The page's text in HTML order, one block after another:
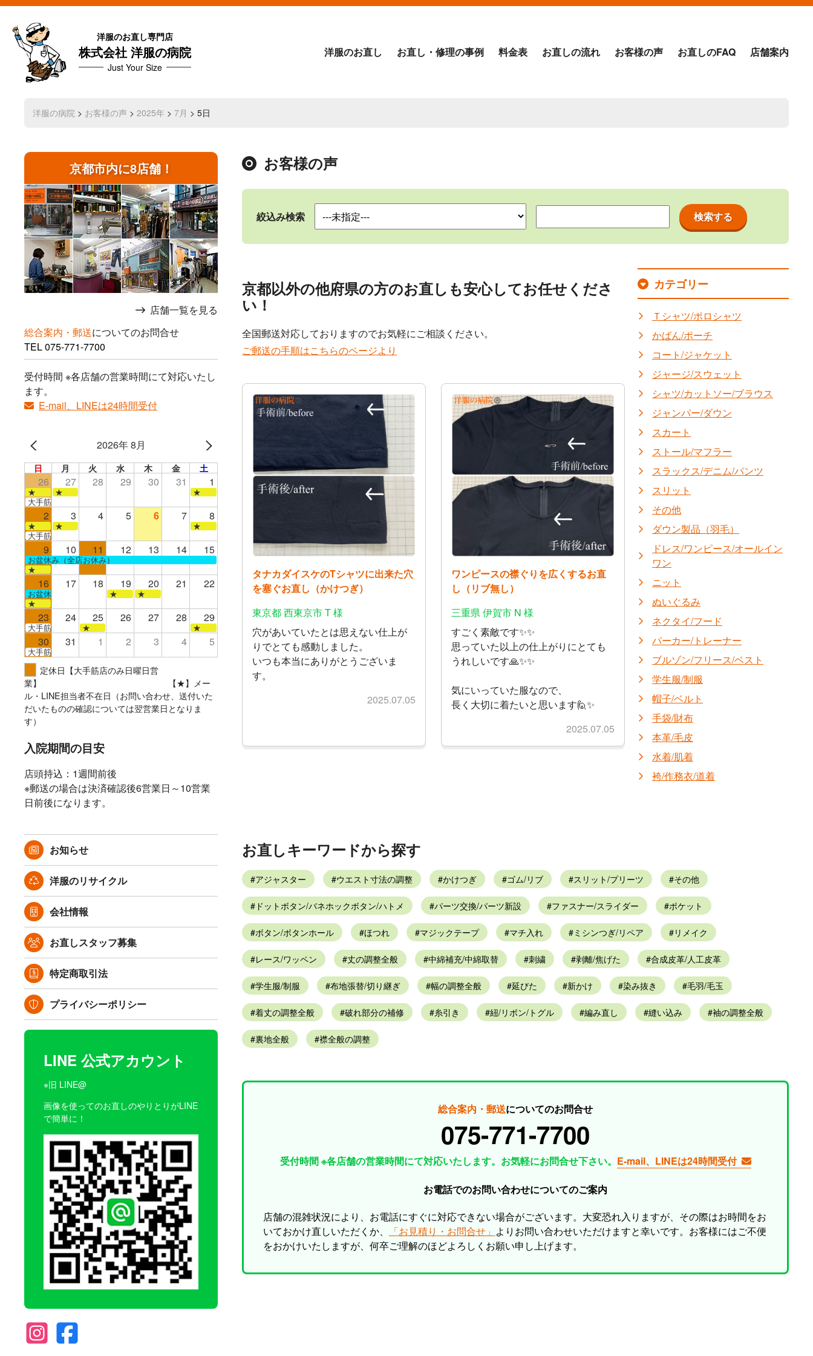
洋服のお直し専門店
株式会社 洋服の病院
Just Your Size
洋服のお直し お直し・修理の事例 料金表 お直しの流れ お客様の声 お直しのFAQ 店舗案内
洋服の病院 > お客様の声 > 2025年 > 7月 > 5日
京都市内に8店舗！
店舗一覧を見る
総合案内・郵送についてのお問合せ
TEL075-771-7700
受付時間 ※各店舗の営業時間にて対応いたし
ます。
E-mail、LINEは24時間受付
2026年 8月
日 月 火 水 木 金 土
26 27 28 29 30 31 1
★ ★
★
大手筋店のみ営業
2 3 4 5 6 7 8
★ ★
★
大手筋
9 10 11 12 13 14 15
お盆休み（全店お休み）
★
16 17 18 19 20 21 22
お盆休み（全店お休み）★
★
★
23 24 25 26 27 28 29
大手筋 ★ ★
30 31 1 2 3 4 5
大手筋
定休日【大手筋店のみ日曜日営
業】 【★】メー
ル・LINE担当者不在日（お問い合わせ、送付いた
だいたものの確認については翌営業日となりま
す）
入院期間の目安
店頭持込：1週間前後
※郵送の場合は決済確認後6営業日～10営業
日前後になります。
お知らせ
洋服のリサイクル
会社情報
お直しスタッフ募集
特定商取引法
プライバシーポリシー
LINE 公式アカウント
※旧 LINE@
画像を使ってのお直しのやりとりがLINE
で簡単に！
お客様の声
絞込み検索
京都以外の他府県の方のお直しも安心してお任せくださ
い！
全国郵送対応しておりますのでお気軽にご相談ください。
ご郵送の手順はこちらのページより
タナカダイスケのTシャツに出来た穴
を塞ぐお直し（かけつぎ）
東京都 西東京市 T 様
穴があいていたとは思えない仕上が
りでとても感動しました。
いつも本当にありがとうございま
す。
2025.07.05
ワンピースの襟ぐりを広くするお直
し（リブ無し）
三重県 伊賀市 N 様
すごく素敵です✨✨
思っていた以上の仕上がりにとても
うれしいです🙏✨✨
気にいっていた服なので、
長く大切に着たいと思います🙋✨
2025.07.05
カテゴリー
Ｔシャツ/ポロシャツ
かばん/ポーチ
コート/ジャケット
ジャージ/スウェット
シャツ/カットソー/ブラウス
ジャンパー/ダウン
スカート
ストール/マフラー
スラックス/デニム/パンツ
スリット
その他
ダウン製品（羽毛）
ドレス/ワンピース/オールイン
ワン
ニット
ぬいぐるみ
ネクタイ/フード
パーカー/トレーナー
ブルゾン/フリース/ベスト
学生服/制服
帽子/ベルト
手袋/財布
本革/毛皮
水着/肌着
袴/作務衣/道着
お直しキーワードから探す
アジャスター ウエスト寸法の調整 かけつぎ ゴム/リブ スリット/プリーツ その他
ドットボタン/バネホックボタン/ハトメ パーツ交換/パーツ新設 ファスナー/スライダー ポケット
ボタン/ボタンホール ほつれ マジックテープ マチ入れ ミシンつぎ/リペア リメイク
レース/ワッペン 丈の調整全般 中綿補充/中綿取替 刺繍 剥離/焦げた 合成皮革/人工皮革
学生服/制服 布地張替/切り継ぎ 幅の調整全般 延びた 新かけ 染み抜き 毛羽/毛玉
着丈の調整全般 破れ部分の補修 糸引き 紐/リボン/トグル 編み直し 縫い込み 袖の調整全般
裏地全般 襟全般の調整
総合案内・郵送についてのお問合せ
075-771-7700
受付時間 ※各店舗の営業時間にて対応いたします。お気軽にお問合せ下さい。 E-mail、LINEは24時間受付
お電話でのお問い合わせについてのご案内
店舗の混雑状況により、お電話にすぐに対応できない場合がございます。大変恐れ入りますが、その際はお時間をお
いておかけ直しいただくか、
「お見積り・お問合せ」 よりお問い合わせいただけますと幸いです。お客様にはご不便
をおかけいたしますが、何卒ご理解のほどよろしくお願い申し上げます。